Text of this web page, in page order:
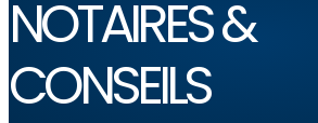
NOTAIRES &
CONSEILS